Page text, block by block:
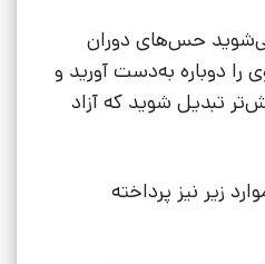
حس‌های دوران
را دوباره به‌دست آورید و
تبدیل شوید که آزاد
زیر نیز پرداخته